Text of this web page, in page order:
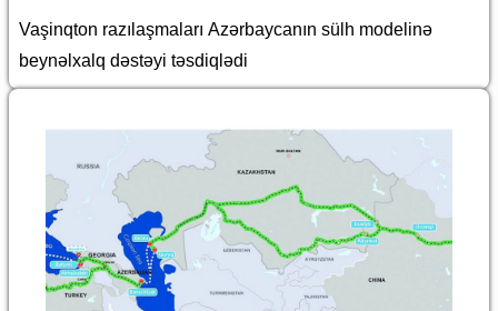
Vaşinqton razılaşmaları Azərbaycanın sülh modelinə
beynəlxalq dəstəyi təsdiqlədi